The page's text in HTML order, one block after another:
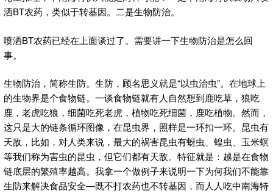
洒BT农药，类似于转基因。二是生物防治。
喷洒BT农药已经在上面谈过了。需要讲一下生物防治是怎么回
事。
生物防治，简称生防。生防，顾名思义就是“以虫治虫”。在地球上
的生物界是个食物链。一谈食物链就有人自然想到鹿吃草，狼吃
鹿，老虎吃狼，细菌吃死老虎，植物吃死细菌，鹿吃植物。然而，
这只是大的链条循环图像，在昆虫界，照样是一环扣一环。昆虫有
天敌，比如，对人类来说，最大的祸害昆虫有蚜虫、蝗虫、玉米螟
等我们称为害虫的昆虫，但它们都有天敌。特征就是：越是在食物
链底层的繁殖率越高。我拿一个做例子来说明一下为何我们不能靠
生防来解决食品安全—既不打农药也不转基因，而人人吃中南海特